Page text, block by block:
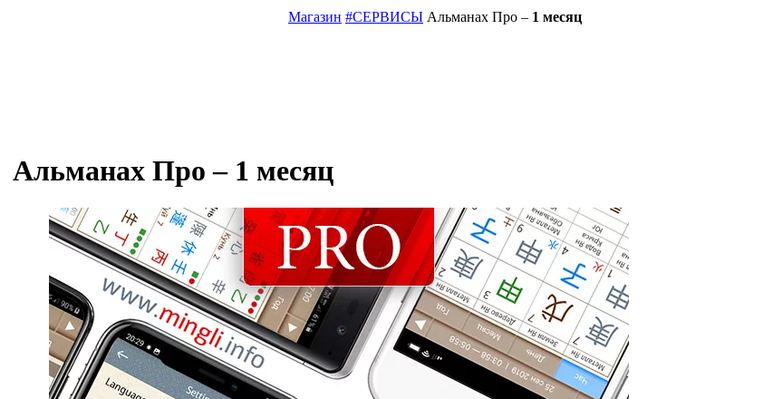
Магазин #СЕРВИСЫ Альманах Про – 1 месяц
Альманах Про – 1 месяц